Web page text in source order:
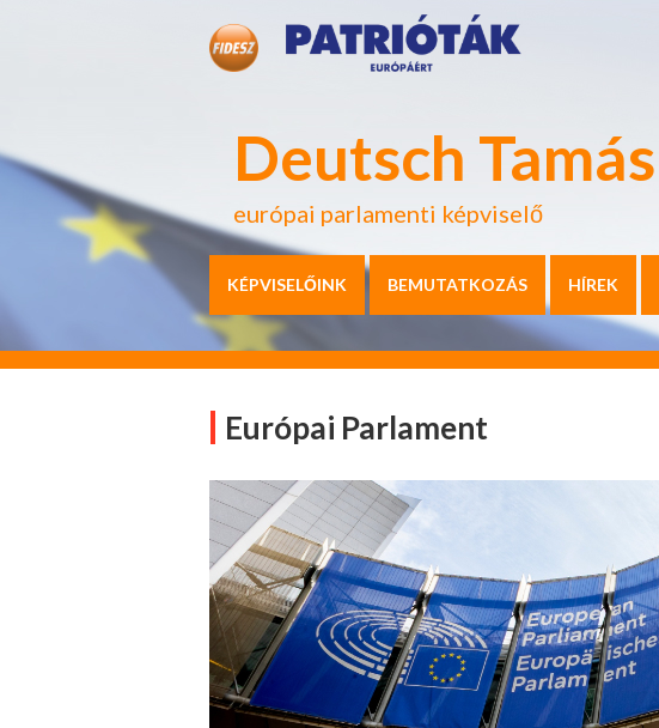
Deutsch Tamás
európai parlamenti képviselő
KÉPVISELŐINK BEMUTATKOZÁS HÍREK
Európai Parlament